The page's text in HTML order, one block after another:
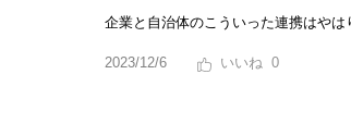
企業と自治体のこういった連携はやは
2023/12/6 0